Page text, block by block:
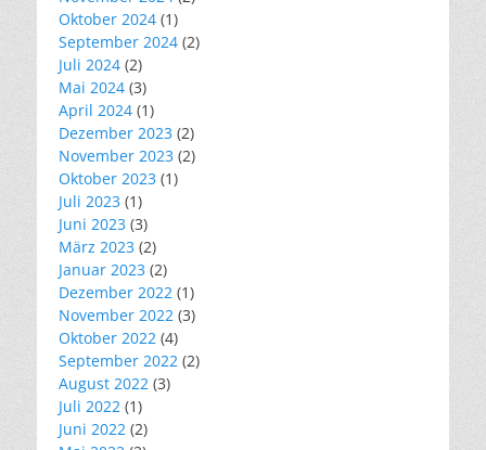
Oktober 2024 (1)
September 2024 (2)
Juli 2024 (2)
Mai 2024 (3)
April 2024 (1)
Dezember 2023 (2)
November 2023 (2)
Oktober 2023 (1)
Juli 2023 (1)
Juni 2023 (3)
März 2023 (2)
Januar 2023 (2)
Dezember 2022 (1)
November 2022 (3)
Oktober 2022 (4)
September 2022 (2)
August 2022 (3)
Juli 2022 (1)
Juni 2022 (2)